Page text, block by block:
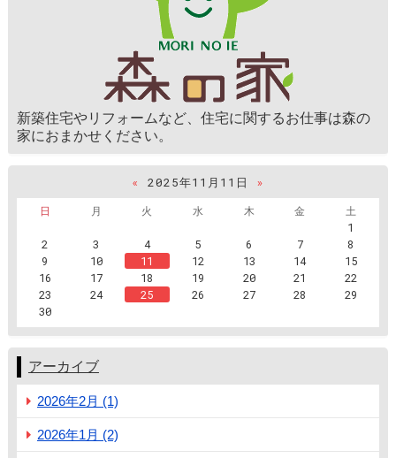
新築住宅やリフォームなど、住宅に関するお仕事は森の
家におまかせください。
« 2025年11月11日
»
日
月 火 水 木 金
土
1
2
3 4 5 6 7
8
9
10 11 12 13 14
15
16
17 18 19 20 21
22
23
24 25 26 27 28
29
30
アーカイブ
2026年2月 (1)
2026年1月 (2)